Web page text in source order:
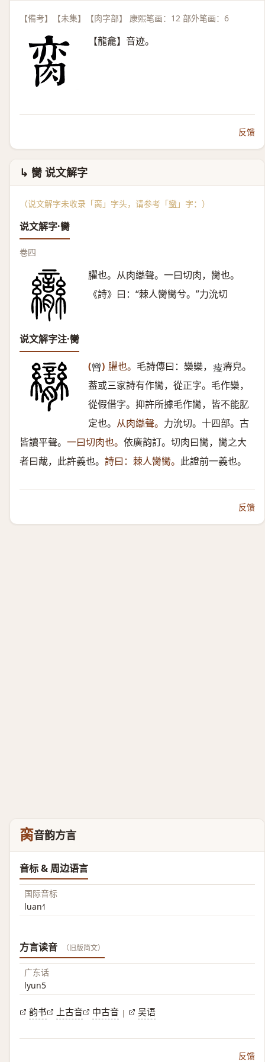
【備考】【未集】【肉字部】 康熙笔画：12 部外笔画：6
【龍龕】音迹。
反馈
↳ 臠 说文解字
（说文解字未收录「脔」字头，请参考「臠 」字：）
说文解字·臠
卷四
臞也。从肉䜌聲。一曰切肉，臠也。
《詩》曰：“棘人臠臠兮。”力沇切
说文解字注·臠
(𦣏 ) 臞也。 毛詩傳曰：欒欒， 𤸃 瘠皃。
葢或三家詩有作臠，從正字。毛作欒，
從假借字。抑許所據毛作臠，皆不能肊
定也。 从肉䜌聲。 力沇切。十四部。古
皆讀平聲。 一曰切肉也。 依廣韵訂。切肉曰臠，臠之大
者曰胾，此許義也。 詩曰：棘人臠臠。 此證前一義也。
反馈
脔音韵方言
音标 & 周边语言
国际音标
luan˧˥
方言读音 （旧版简文）
广东话
lyun5
韵书 上古音 中古音 | 吴语
反馈